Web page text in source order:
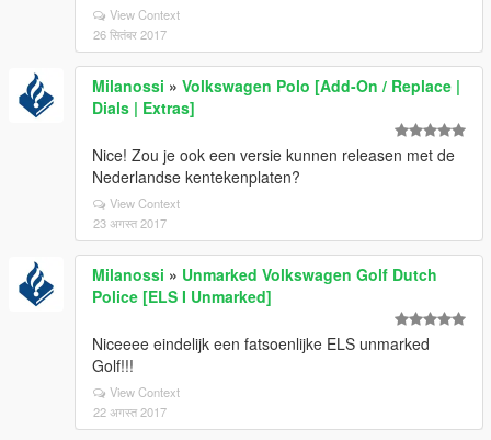
View Context
26 सितंबर 2017
Milanossi » Volkswagen Polo [Add-On / Replace |
Dials | Extras]
Nice! Zou je ook een versie kunnen releasen met de
Nederlandse kentekenplaten?
View Context
23 अगस्त 2017
Milanossi » Unmarked Volkswagen Golf Dutch
Police [ELS I Unmarked]
Niceeee eindelijk een fatsoenlijke ELS unmarked
Golf!!!
View Context
22 अगस्त 2017